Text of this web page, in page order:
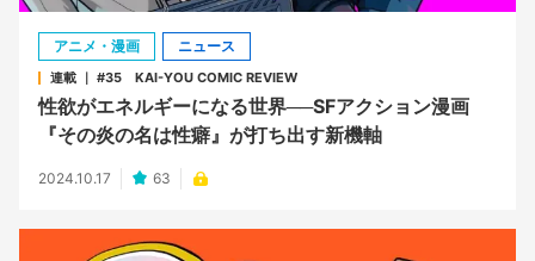
アニメ・漫画 ニュース
連載 ｜ #35 KAI-YOU COMIC REVIEW
性欲がエネルギーになる世界──SFアクション漫画
『その炎の名は性癖』が打ち出す新機軸
2024.10.17 63